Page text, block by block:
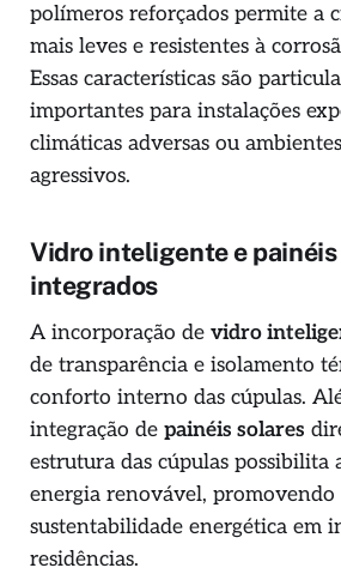
polímeros reforçados permite a
mais leves e resistentes à
Essas características são
importantes para instalações
climáticas adversas ou
agressivos.
Vidro inteligente e
integrados
A incorporação de vidro
de transparência e isolamento
conforto interno das cúpulas.
integração de painéis solares
estrutura das cúpulas possibilita
energia renovável, promovendo
sustentabilidade energética em
residências.